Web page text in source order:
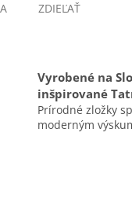
ZDIEĽAŤ
Vyrobené na
inšpirované
Prírodné zložky
moderným